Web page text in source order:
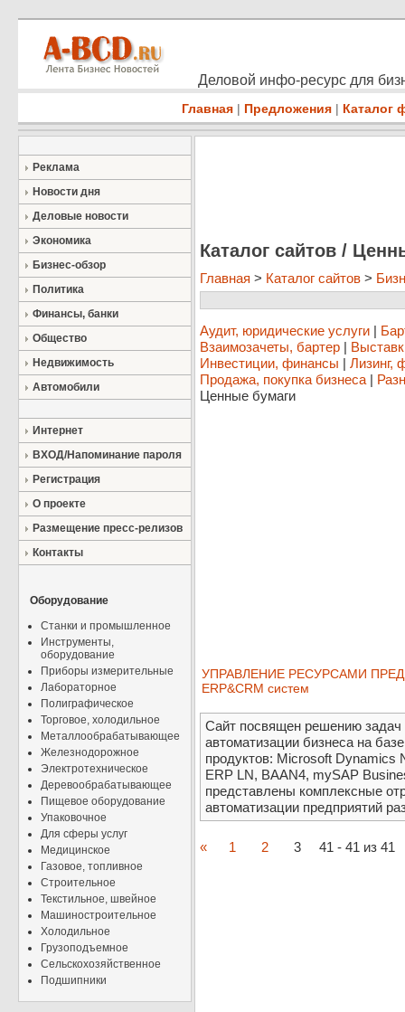
Деловой инфо-ресурс для
Главная | Предложения | Каталог
Реклама
Новости дня
Деловые новости
Экономика
Бизнес-обзор
Политика
Финансы, банки
Общество
Недвижимость
Автомобили
Интернет
ВХОД/Напоминание пароля
Регистрация
О проекте
Размещение пресс-релизов
Контакты
Оборудование
Станки и промышленное
Инструменты,
оборудование
Приборы измерительные
Лабораторное
Полиграфическое
Торговое, холодильное
Металлообрабатывающее
Железнодорожное
Электротехническое
Деревообрабатывающее
Пищевое оборудование
Упаковочное
Для сферы услуг
Медицинское
Газовое, топливное
Строительное
Текстильное, швейное
Машиностроительное
Холодильное
Грузоподъемное
Сельскохозяйственное
Подшипники
Каталог сайтов /
Главная > Каталог сайтов >
Аудит, юридические услуги |
Взаимозачеты, бартер |
Инвестиции, финансы | Лизинг,
Продажа, покупка бизнеса |
Ценные бумаги
УПРАВЛЕНИЕ РЕСУРСАМИ
ERP&CRM систем
Сайт посвящен решению задач
автоматизации бизнеса на
продуктов: Microsoft Dynamics
ERP LN, BAAN4, mySAP
представлены комплексные
автоматизации предприятий
« 1 2 3 41 - 41 из 41